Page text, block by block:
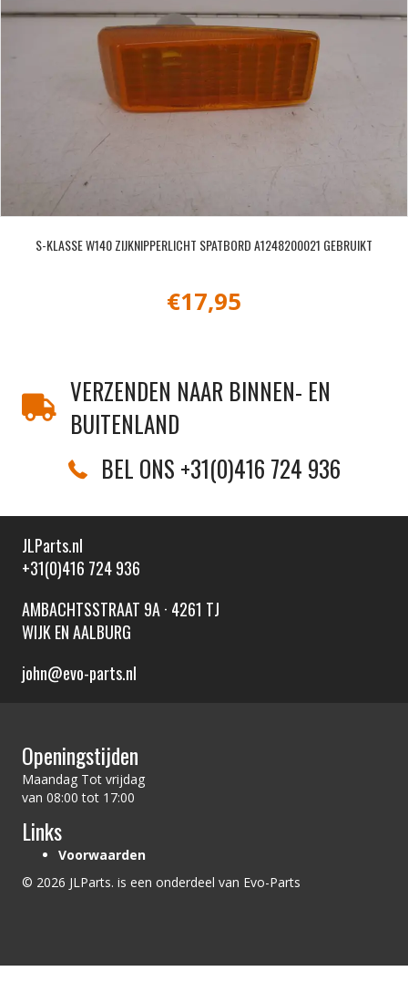
S-KLASSE W140 ZIJKNIPPERLICHT SPATBORD A1248200021 GEBRUIKT
€17,95
VERZENDEN NAAR BINNEN- EN
BUITENLAND
BEL ONS +31(0)416 724 936
JLParts.nl
+31(0)416 724 936
AMBACHTSSTRAAT 9A · 4261 TJ
WIJK EN AALBURG
john@evo-parts.nl
Openingstijden
Maandag Tot vrijdag
van 08:00 tot 17:00
Links
Voorwaarden
© 2026 JLParts. is een onderdeel van Evo-Parts